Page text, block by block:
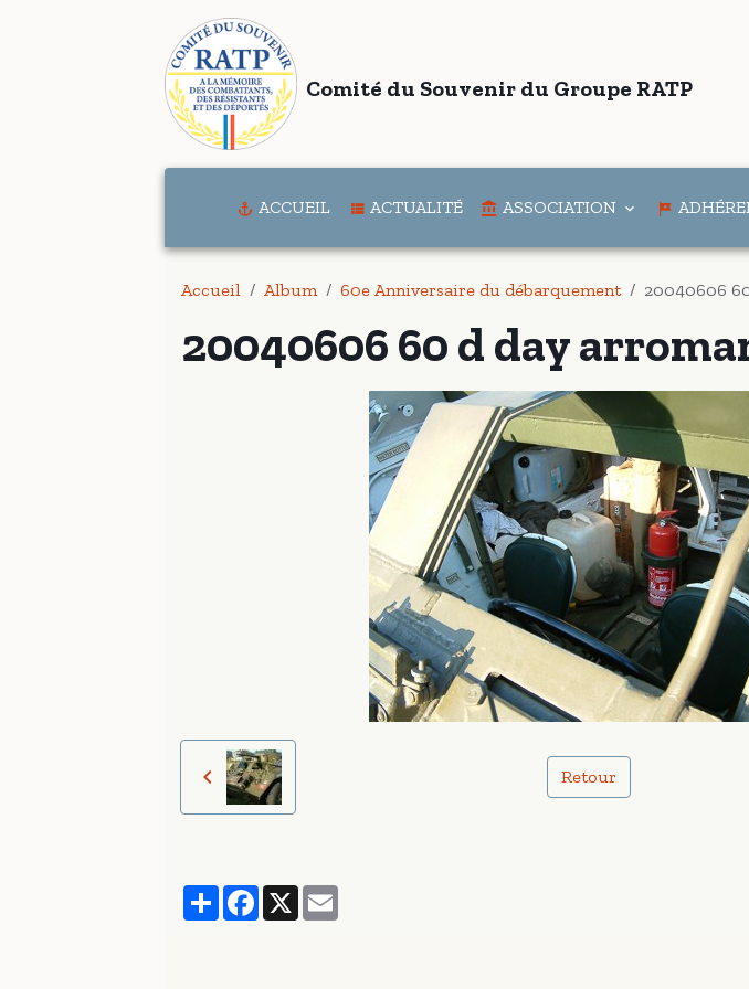
Comité du Souvenir du Groupe RATP
ACCUEIL ACTUALITÉ ASSOCIATION
Accueil Album 60e Anniversaire du débarquement 20040606
20040606 60 d day
Retour
PartagerFacebook
X